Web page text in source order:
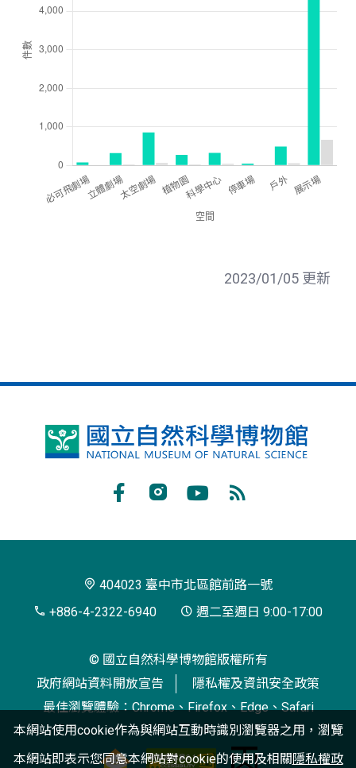
2023/01/05 更新
國
博
閱
404023 臺中市北區館前路一號
+886-4-2322-6940
週二至週日 9:00-17:00
© 國立自然科學博物館版權所有
政府網站資料開放宣告
隱私權及資訊安全政策
最佳瀏覽體驗：Chrome、Firefox、Edge、Safari
本網站使用cookie作為與網站互動時識別瀏覽器之用，瀏覽
本網站即表示您同意本網站對cookie的使用及相關隱私權政